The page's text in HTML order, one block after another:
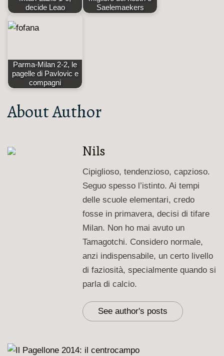
decide Leao
Saelemaekers
Parma-Milan 2-2, le
pagelle di Pavlovic e
compagni
About Author
Nils
Cipiglioso, tendenzioso, capzioso.
Seguo spesso l’istinto. Ai tempi
delle scuole elementari, credo
fosse in primavera, decisi di tifare
Milan. Non ho mai avuto un
Tamagotchi. Considero normale,
anzi indispensabile, un certo livello
di faziosità, specialmente quando si
parla di calcio.
See author's posts